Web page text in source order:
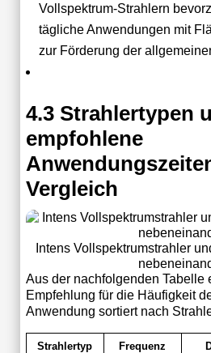
Vollspektrum-Strahlern
tägliche Anwendungen mit
zur Förderung der
4.3 Strahlertypen
empfohlene
Vergleich
Intens Vollspektrumstrahler
Aus der nachfolgenden Tabelle
Empfehlung für die Häufigkeit
Anwendung sortiert nach
Strahlertyp Frequenz